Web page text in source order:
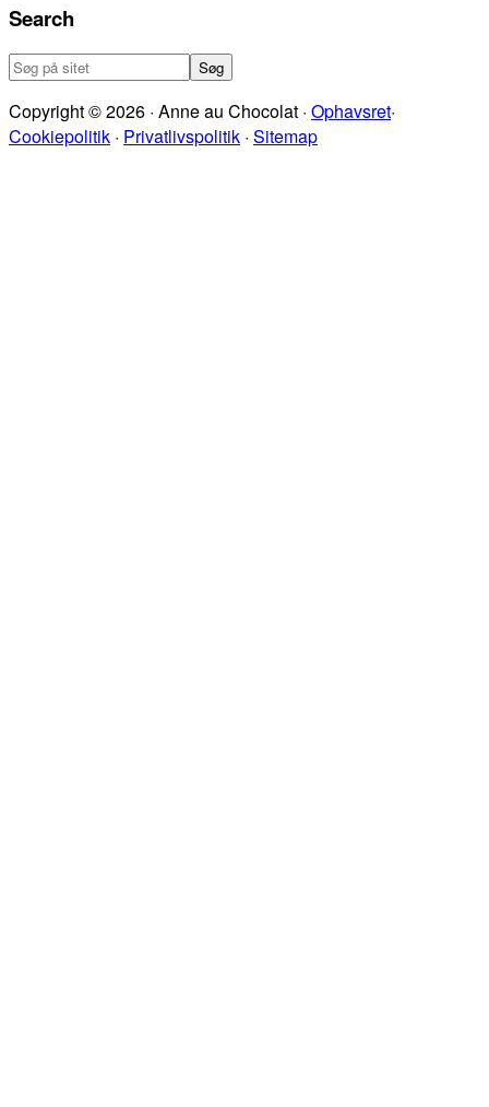
Search
Søg
sitet
Copyright © 2026 · Anne au Chocolat · Ophavsret·
Cookiepolitik · Privatlivspolitik · Sitemap